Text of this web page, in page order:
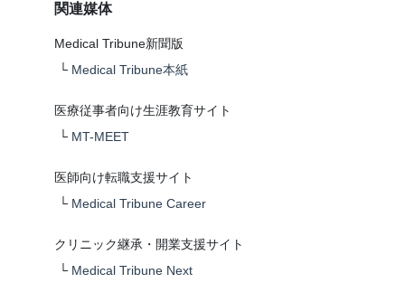
関連媒体
Medical Tribune新聞版
└ Medical Tribune本紙
医療従事者向け生涯教育サイト
└ MT-MEET
医師向け転職支援サイト
└ Medical Tribune Career
クリニック継承・開業支援サイト
└ Medical Tribune Next